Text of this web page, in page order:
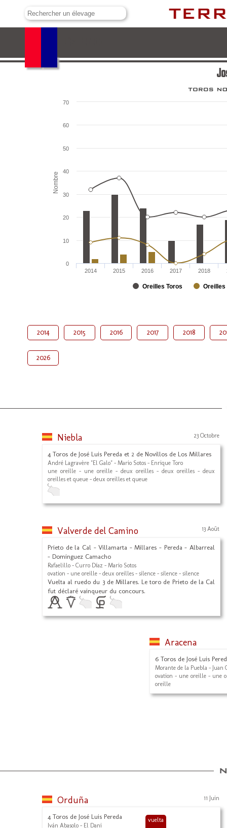
Nombre
Oreilles Toros Oreilles
2014 2015 2016 2017 2018
0
10
20
30
40
50
60
70
2014 2015 2016 2017 2018
2026
Niebla 23 Octobre
4 Toros de José Luis Pereda et 2 de Novillos de Los Millares
André Lagravère "El Galo" - Mario Sotos - Enrique Toro
une oreille - une oreille - deux oreilles - deux oreilles - deux
oreilles et queue - deux oreilles et queue
Valverde del Camino 13 Août
Prieto de la Cal - Villamarta - Millares - Pereda - Albarreal
- Dominguez Camacho
Rafaelillo - Curro Díaz - Mario Sotos
ovation - une oreille - deux oreilles - silence - silence - silence
Vuelta al ruedo du 3 de Millares. Le toro de Prieto de la Cal
fut déclaré vainqueur du concours.
Aracena
6 Toros de José Luis
Morante de la Puebla - Juan
ovation - une oreille - une
oreille
Orduña 11 Juin
4 Toros de José Luis Pereda
Iván Abasolo - El Dani
vuelta